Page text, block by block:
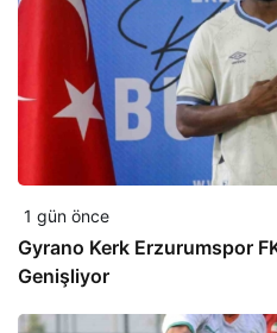
1 gün önce
Gyrano Kerk Erzurumspor
Genişliyor